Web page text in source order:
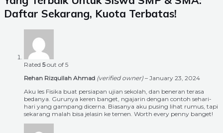
Daftar Sekarang, Kuota Terbatas!
Rated 5out of 5
Rehan Rizqullah Ahmad (verified owner) – January 23, 2024
Aku les Fisika buat persiapan ujian sekolah, dan beneran terasa
bedanya. Gurunya keren banget, ngajarin dengan contoh sehari-
hari yang gampang dicerna. Biasanya aku pusing lihat rumus, tapi
sekarang malah bisa jelasin ke temen. Worth every penny banget!